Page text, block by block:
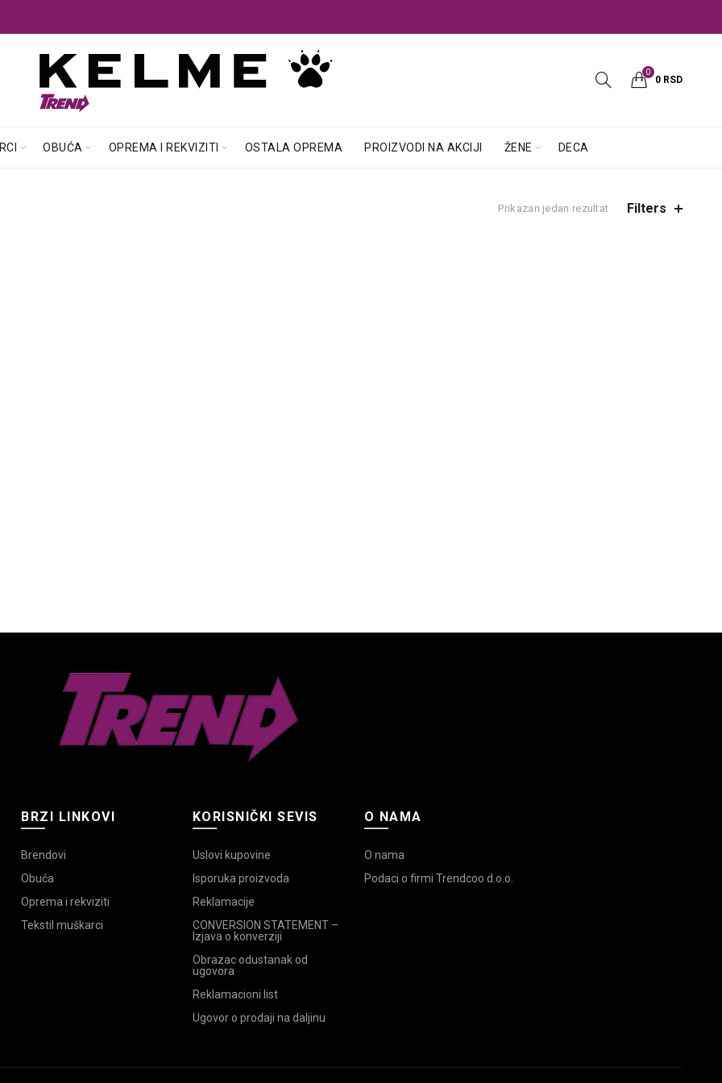
0
0 RSD
OBUĆA OPREMA I REKVIZITI OSTALA OPREMA PROIZVODI NA AKCIJI ŽENE DECA
Prikazan jedan rezultat Filters
BRZI LINKOVI
Brendovi
Obuća
Oprema i rekviziti
Tekstil muškarci
KORISNIČKI SEVIS
Uslovi kupovine
Isporuka proizvoda
Reklamacije
CONVERSION STATEMENT –
Izjava o konverziji
Obrazac odustanak od
ugovora
Reklamacioni list
Ugovor o prodaji na daljinu
O NAMA
O nama
Podaci o firmi Trendcoo d.o.o.